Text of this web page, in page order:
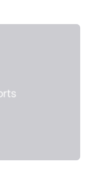
ist in